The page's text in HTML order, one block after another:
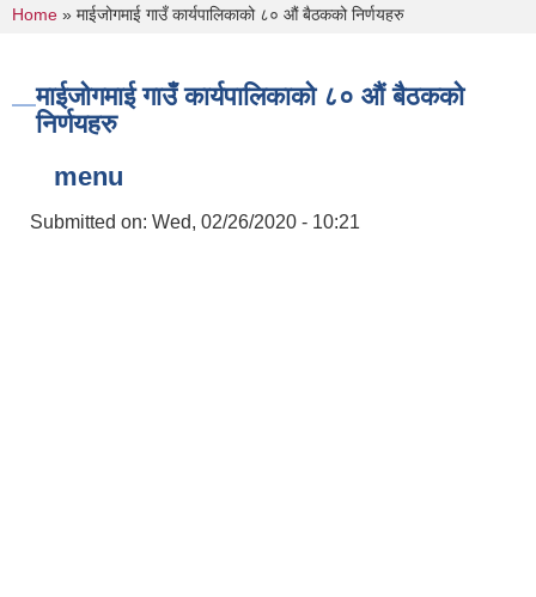
You are here
Home » माईजोगमाई गाउँ कार्यपालिकाको ८० औं बैठकको निर्णयहरु
माईजोगमाई गाउँ कार्यपालिकाको ८० औं बैठकको
निर्णयहरु
menu
Submitted on: Wed, 02/26/2020 - 10:21